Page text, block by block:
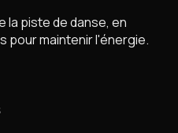
la piste de danse, en
pour maintenir l'énergie.